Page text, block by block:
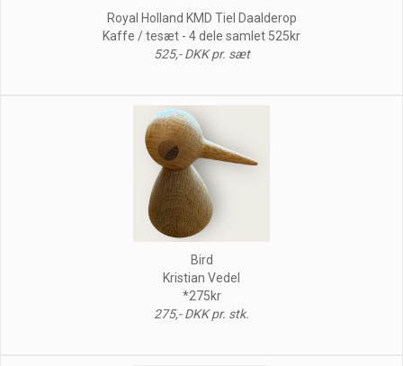
Royal Holland KMD Tiel Daalderop
Kaffe / tesæt - 4 dele samlet 525kr
525,- DKK pr. sæt
Bird
Kristian Vedel
*275kr
275,- DKK pr. stk.